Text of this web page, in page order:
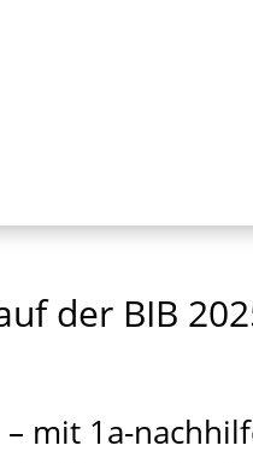
der BIB
mit 1a-